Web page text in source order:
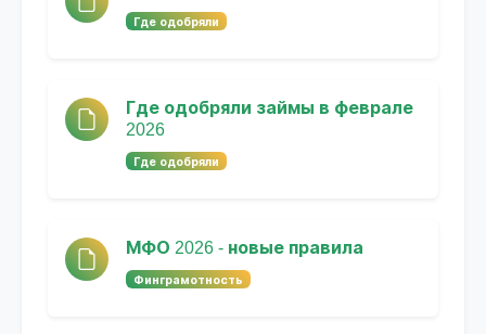
Где одобряли
Где одобряли займы в феврале
2026
Где одобряли
МФО 2026 - новые правила
Финграмотность